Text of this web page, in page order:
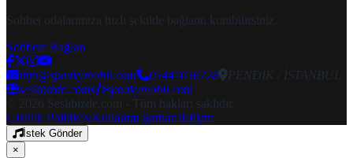
Sohbet odalarımıza hızlı şekilde bağlantı kurabilirsiniz.
Sohbete Bağlan
info@speakymobil.com 05447636728
PENDİK / İSTANBUL
seslibizde.com
speakymobil.com
© 2026 Seslibizde.com - Tüm hakları saklıdır.
Gizlilik PolitikasıKullanım Şartlarıİletişim
İstek Gönder
×